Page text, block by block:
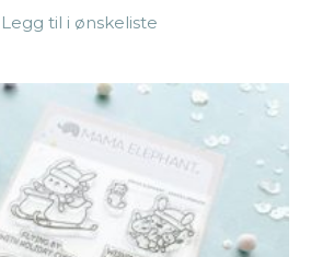
Legg til i ønskeliste